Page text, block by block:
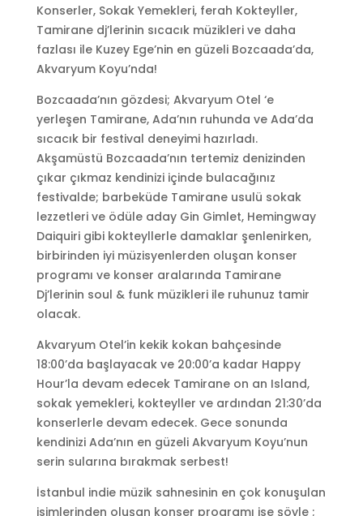
Konserler, Sokak Yemekleri, ferah Kokteyller,
Tamirane dj’lerinin sıcacık müzikleri ve daha
fazlası ile Kuzey Ege’nin en güzeli Bozcaada’da,
Akvaryum Koyu’nda!
Bozcaada’nın gözdesi; Akvaryum Otel ‘e
yerleşen Tamirane, Ada’nın ruhunda ve Ada’da
sıcacık bir festival deneyimi hazırladı.
Akşamüstü Bozcaada’nın tertemiz denizinden
çıkar çıkmaz kendinizi içinde bulacağınız
festivalde; barbeküde Tamirane usulü sokak
lezzetleri ve ödüle aday Gin Gimlet, Hemingway
Daiquiri gibi kokteyllerle damaklar şenlenirken,
birbirinden iyi müzisyenlerden oluşan konser
programı ve konser aralarında Tamirane
Dj’lerinin soul & funk müzikleri ile ruhunuz tamir
olacak.
Akvaryum Otel’in kekik kokan bahçesinde
18:00’da başlayacak ve 20:00’a kadar Happy
Hour’la devam edecek Tamirane on an Island,
sokak yemekleri, kokteyller ve ardından 21:30’da
konserlerle devam edecek. Gece sonunda
kendinizi Ada’nın en güzeli Akvaryum Koyu’nun
serin sularına bırakmak serbest!
İstanbul indie müzik sahnesinin en çok konuşulan
isimlerinden oluşan konser programı ise şöyle ;